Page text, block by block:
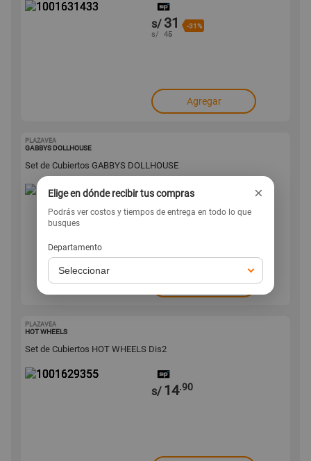
s/ 31 -31%
s/ 45
Agregar
PLAZAVEA
GABBYS DOLLHOUSE
Set de Cubiertos GABBYS DOLLHOUSE
s/ 14
Agregar
PLAZAVEA
HOT WHEELS
Set de Cubiertos HOT WHEELS Dis2
s/ 14.90
Elige en dónde recibir tus compras ×
Podrás ver costos y tiempos de entrega en todo lo que
busques
Departamento